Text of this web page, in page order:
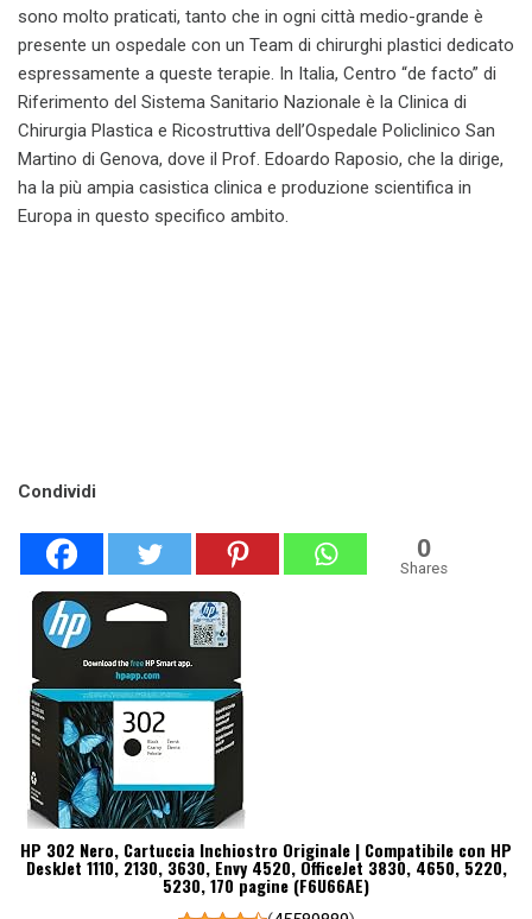
sono molto praticati, tanto che in ogni città medio-grande è
presente un ospedale con un Team di chirurghi plastici dedicato
espressamente a queste terapie. In Italia, Centro “de facto” di
Riferimento del Sistema Sanitario Nazionale è la Clinica di
Chirurgia Plastica e Ricostruttiva dell’Ospedale Policlinico San
Martino di Genova, dove il Prof. Edoardo Raposio, che la dirige,
ha la più ampia casistica clinica e produzione scientifica in
Europa in questo specifico ambito.
Condividi
0
Shares
HP 302 Nero, Cartuccia Inchiostro Originale | Compatibile con HP
DeskJet 1110, 2130, 3630, Envy 4520, OfficeJet 3830, 4650, 5220,
5230, 170 pagine (F6U66AE)